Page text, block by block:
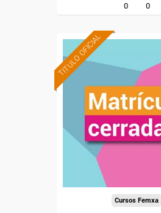
0 0
TITULO OFICIAL
Cursos Femxa